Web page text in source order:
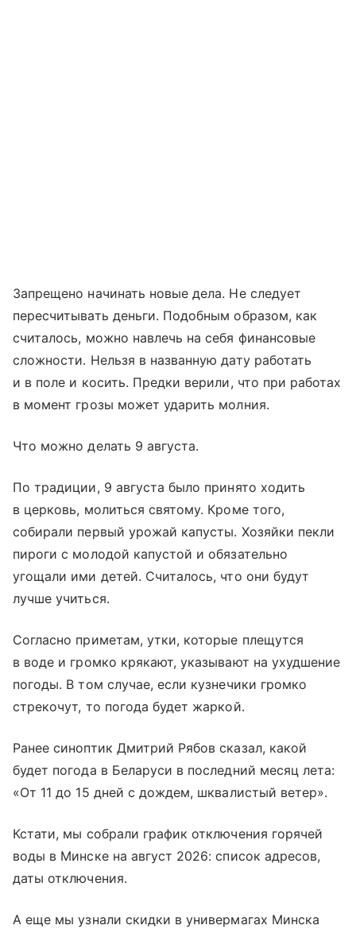
Запрещено начинать новые дела. Не следует
пересчитывать деньги. Подобным образом, как
считалось, можно навлечь на себя финансовые
сложности. Нельзя в названную дату работать
и в поле и косить. Предки верили, что при работах
в момент грозы может ударить молния.
Что можно делать 9 августа.
По традиции, 9 августа было принято ходить
в церковь, молиться святому. Кроме того,
собирали первый урожай капусты. Хозяйки пекли
пироги с молодой капустой и обязательно
угощали ими детей. Считалось, что они будут
лучше учиться.
Согласно приметам, утки, которые плещутся
в воде и громко крякают, указывают на ухудшение
погоды. В том случае, если кузнечики громко
стрекочут, то погода будет жаркой.
Ранее синоптик Дмитрий Рябов сказал, какой
будет погода в Беларуси в последний месяц лета:
«От 11 до 15 дней с дождем, шквалистый ветер».
Кстати, мы собрали график отключения горячей
воды в Минске на август 2026: список адресов,
даты отключения.
А еще мы узнали скидки в универмагах Минска